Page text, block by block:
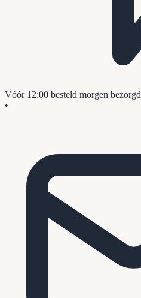
Vóór 12:00 besteld morgen bezorgd
•